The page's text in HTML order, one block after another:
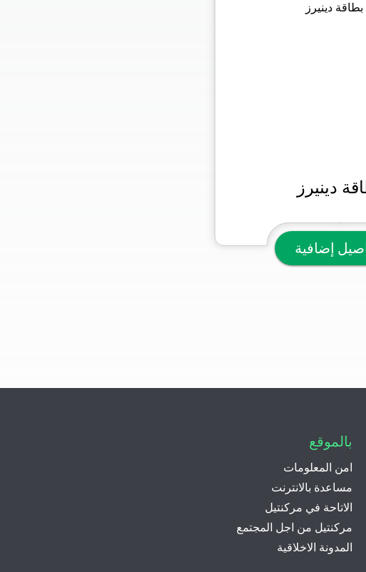
دينيرز
إضافية
بالموقع
امن المعلومات
مساعدة بالانترنت
الاتاحة في مركنتيل
مركنتيل من اجل المجتمع
المدونة الاخلاقية